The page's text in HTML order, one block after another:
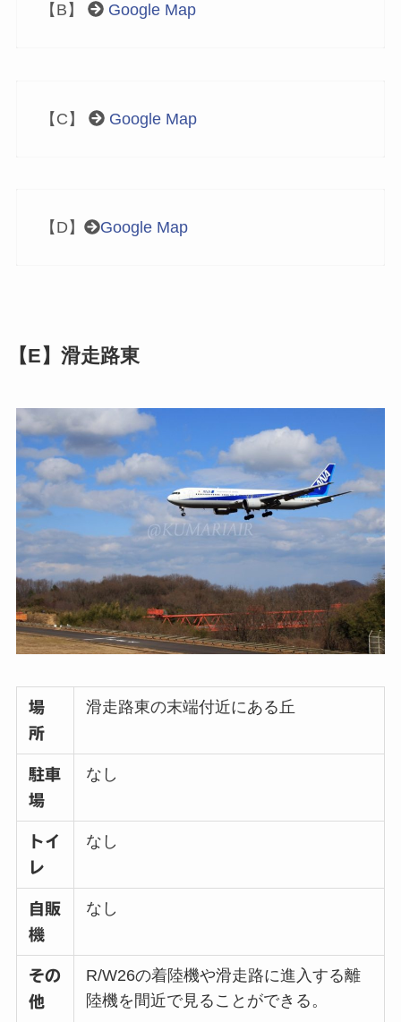
【B】 Google Map
【C】 Google Map
【D】 Google Map
【E】滑走路東
場
所
滑走路東の末端付近にある丘
駐車
場
なし
トイ
レ
なし
自販
機
なし
その
他
R/W26の着陸機や滑走路に進入する離
陸機を間近で見ることができる。